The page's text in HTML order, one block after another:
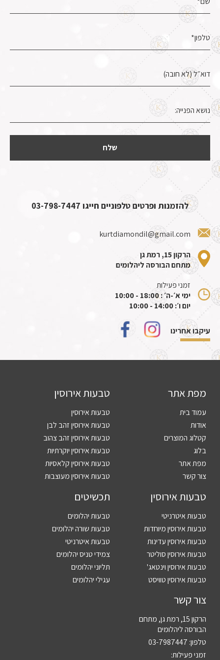
להזמנות ופרטים טלפוניים חייגו 03-798-7447
kurtdiamondil@gmail.com
הרקון 15, רמת גן
מתחם הבורסה ליהלומים
זמני פעילות
ימי א׳-ה׳ : 18:00 - 10:00
יום ו׳: 14:00 - 10:00
עיקבו אחרינו
מפת אתר
עמוד בית
אודות
קטלוג המוצרים
בלוג
מפת אתר
צור קשר
טבעות אירוסין
טבעות אירוסין
טבעות אירוסין זהב לבן
טבעות אירוסין זהב צהוב
טבעות אירוסין יוקרתיות
טבעות אירוסין קלאסיות
טבעות אירוסין מעוצבות
טבעות אירוסין
טבעות איטרניטי
טבעות אירוסין מיוחדות
טבעות אירוסין עדינות
טבעות אירוסין סוליטר
טבעות אירוסין וינטאג'
טבעות אירוסין טוויסט
תכשיטים
טבעות יהלומים
טבעות שורה יהלומים
טבעות איטרניטי
צמידי טניס יהלומים
תליוני יהלומים
עגילי יהלומים
צור קשר
הרקון 15, רמת גן, מתחם
הבורסה ליהלומים
טלפון: 03-7987447
זמני פעילות: